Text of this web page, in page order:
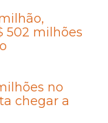
502 milhões
no
chegar a